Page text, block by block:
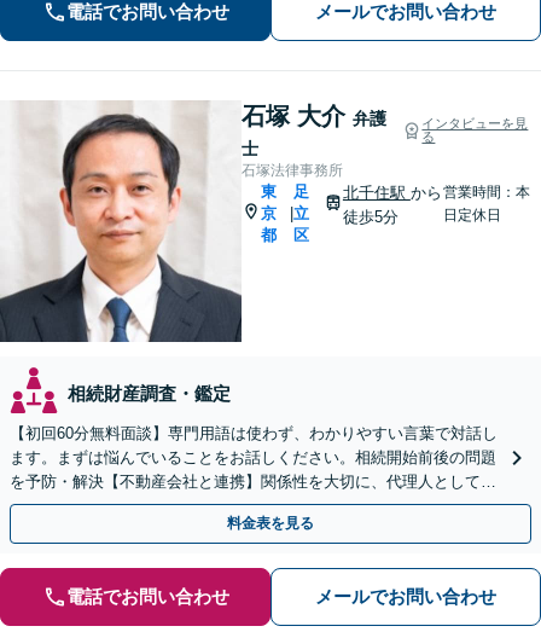
電話でお問い合わせ メールでお問い合わせ
石塚 大介 弁護
士
インタビューを見
る
石塚法律事務所
東
京
都
|
足
立
区
北千住駅 から
徒歩5分
営業時間：本
日定休日
相続財産調査・鑑定
【初回60分無料面談】専門用語は使わず、わかりやすい言葉で対話し
ます。まずは悩んでいることをお話しください。相続開始前後の問題
を予防・解決【不動産会社と連携】関係性を大切に、代理人としてあ
なたの利益を守ります【カード利用可】【北千住駅5分】
料金表を見る
電話でお問い合わせ メールでお問い合わせ